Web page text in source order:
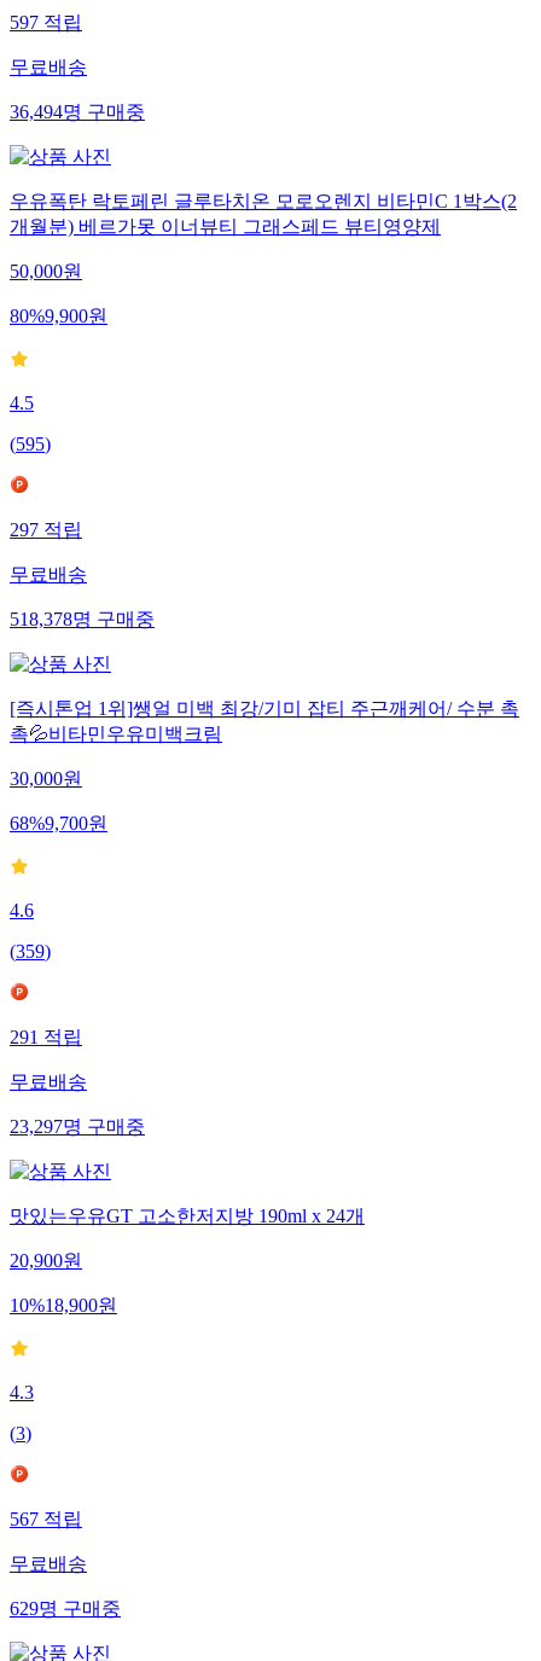
597적립
무료배송
36,494명구매중
우유폭탄 락토페린 글루타치온 모로오렌지 비타민C 1박스(2
개월분) 베르가못 이너뷰티 그래스페드 뷰티영양제
50,000원
80%9,900원
4.5
(595)
297적립
무료배송
518,378명구매중
[즉시톤업 1위]쌩얼 미백 최강/기미 잡티 주근깨케어/ 수분 촉
촉💦비타민우유미백크림
30,000원
68%9,700원
4.6
(359)
291적립
무료배송
23,297명구매중
맛있는우유GT 고소한저지방 190ml x 24개
20,900원
10%18,900원
4.3
(3)
567적립
무료배송
629명구매중